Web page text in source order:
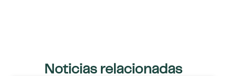
Noticias relacionadas